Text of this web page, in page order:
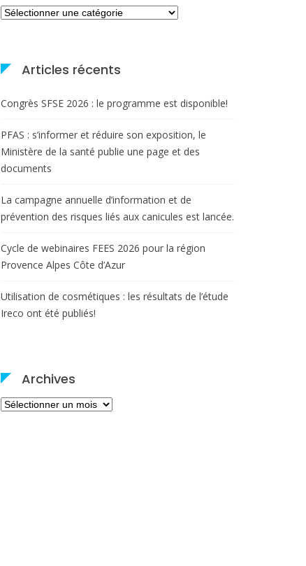
Catégories
Articles récents
Congrès SFSE 2026 : le programme est disponible!
PFAS : s’informer et réduire son exposition, le
Ministère de la santé publie une page et des
documents
La campagne annuelle d’information et de
prévention des risques liés aux canicules est lancée.
Cycle de webinaires FEES 2026 pour la région
Provence Alpes Côte d’Azur
Utilisation de cosmétiques : les résultats de l’étude
Ireco ont été publiés!
Archives
Archives